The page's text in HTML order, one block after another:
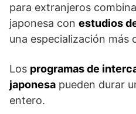
para extranjeros
japonesa con estudios
una especialización más
Los programas de
japonesa pueden durar
entero.